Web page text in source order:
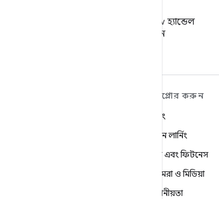
X-এ @AndroidDev হ্যান্ডেল
ফলো করুন
এক্সপ্লোর করুন
গেমিং
মেশিন লার্নিং
স্বাস্থ্য এবং ফিটনেস
ক্যামেরা ও মিডিয়া
গোপনীয়তা